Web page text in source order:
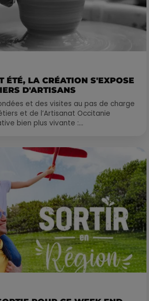
ÉTÉ, LA CRÉATION S'EXPOSE
D'ARTISANS
et des visites au pas de charge
et de l’Artisanat Occitanie
bien plus vivante :...